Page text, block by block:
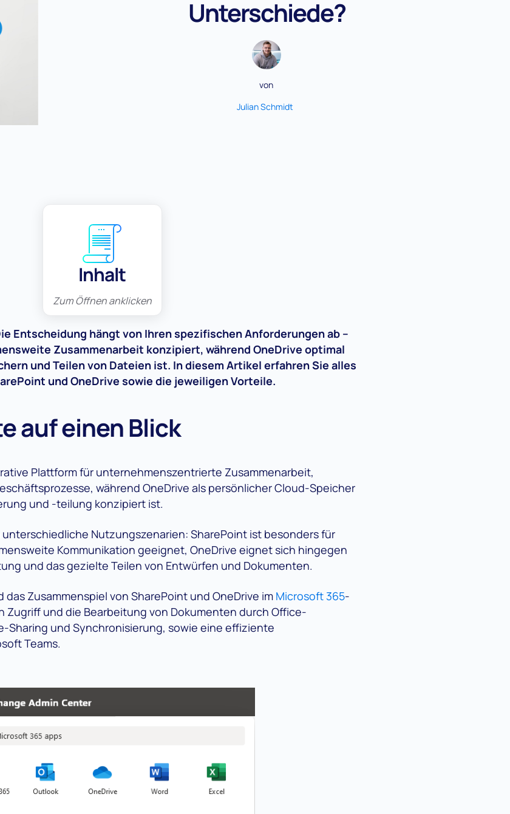
Unterschiede?
von
Julian Schmidt
Inhalt
Zum Öffnen anklicken
Entscheidung hängt von Ihren spezifischen Anforderungen ab –
Zusammenarbeit konzipiert, während OneDrive optimal
und Teilen von Dateien ist. In diesem Artikel erfahren Sie alles
und OneDrive sowie die jeweiligen Vorteile.
auf einen Blick
Plattform für unternehmenszentrierte Zusammenarbeit,
während OneDrive als persönlicher Cloud-Speicher
und -teilung konzipiert ist.
Nutzungszenarien: SharePoint ist besonders für
Kommunikation geeignet, OneDrive eignet sich hingegen
und das gezielte Teilen von Entwürfen und Dokumenten.
Zusammenspiel von SharePoint und OneDrive im Microsoft 365-
Zugriff und die Bearbeitung von Dokumenten durch Office-
Sharing und Synchronisierung, sowie eine effiziente
Teams.